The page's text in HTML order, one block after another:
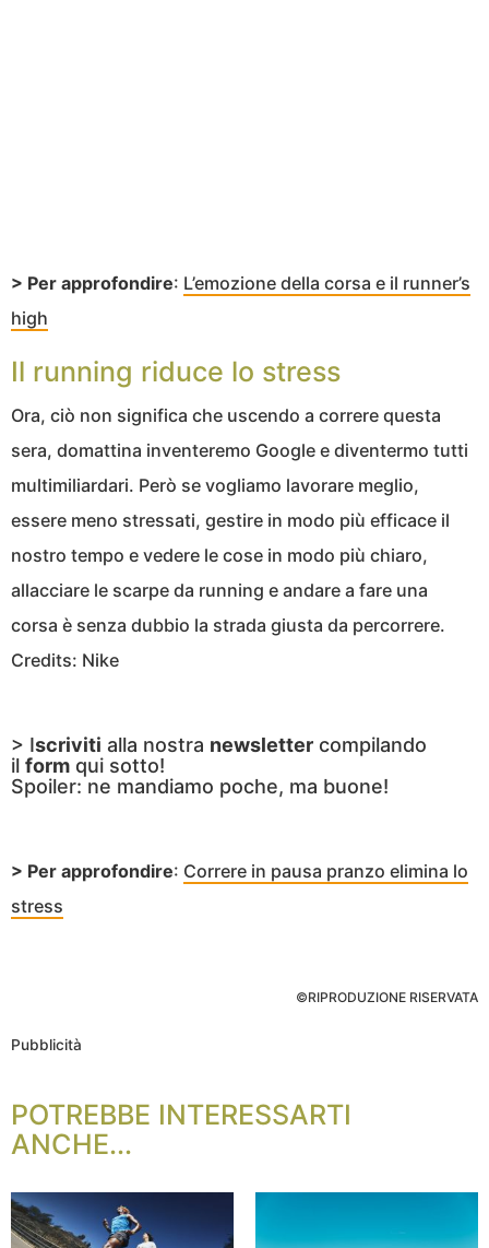
> Per approfondire: L’emozione della corsa e il runner’s
high
Il running riduce lo stress
Ora, ciò non significa che uscendo a correre questa
sera, domattina inventeremo Google e diventermo tutti
multimiliardari. Però se vogliamo lavorare meglio,
essere meno stressati, gestire in modo più efficace il
nostro tempo e vedere le cose in modo più chiaro,
allacciare le scarpe da running e andare a fare una
corsa è senza dubbio la strada giusta da percorrere.
Credits: Nike
> Iscriviti alla nostra newsletter compilando
il form qui sotto!
Spoiler: ne mandiamo poche, ma buone!
> Per approfondire: Correre in pausa pranzo elimina lo
stress
©RIPRODUZIONE RISERVATA
Pubblicità
POTREBBE INTERESSARTI
ANCHE...